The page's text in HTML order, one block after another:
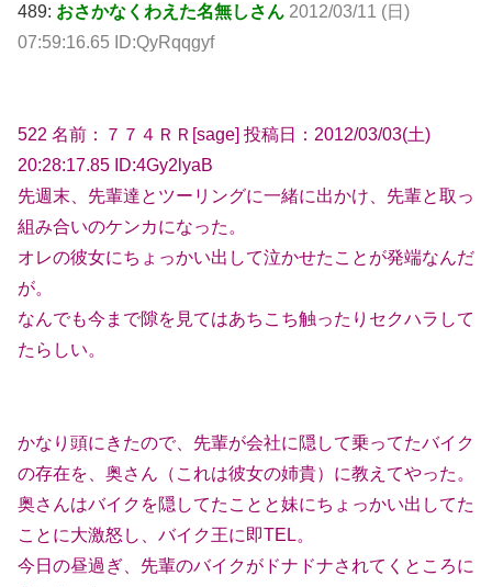
489: おさかなくわえた名無しさん 2012/03/11 (日)
07:59:16.65 ID:QyRqqgyf
522 名前：７７４ＲＲ[sage] 投稿日：2012/03/03(土)
20:28:17.85 ID:4Gy2lyaB
先週末、先輩達とツーリングに一緒に出かけ、先輩と取っ
組み合いのケンカになった。
オレの彼女にちょっかい出して泣かせたことが発端なんだ
が。
なんでも今まで隙を見てはあちこち触ったりセクハラして
たらしい。
かなり頭にきたので、先輩が会社に隠して乗ってたバイク
の存在を、奥さん（これは彼女の姉貴）に教えてやった。
奥さんはバイクを隠してたことと妹にちょっかい出してた
ことに大激怒し、バイク王に即TEL。
今日の昼過ぎ、先輩のバイクがドナドナされてくところに